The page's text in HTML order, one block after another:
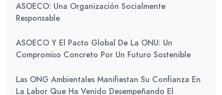
ASOECO: Una Organización Socialmente
Responsable
ASOECO Y El Pacto Global De La ONU: Un
Compromiso Concreto Por Un Futuro Sostenible
Las ONG Ambientales Manifiestan Su Confianza En
La Labor Que Ha Venido Desempeñando El